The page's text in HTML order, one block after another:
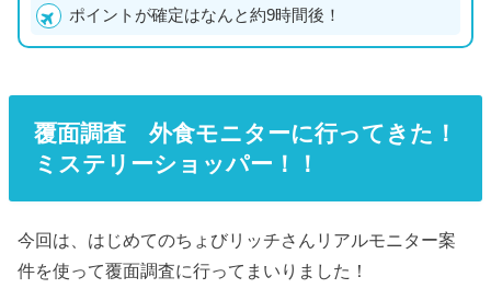
ポイントが確定はなんと約9時間後！
覆面調査 外食モニターに行ってきた！
ミステリーショッパー！！
今回は、はじめてのちょびリッチさんリアルモニター案
件を使って覆面調査に行ってまいりました！